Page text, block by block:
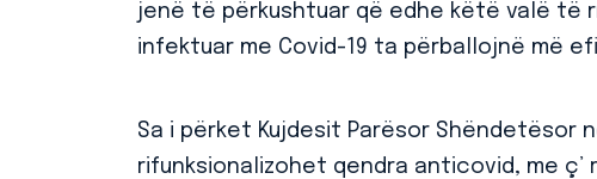
jenë të përkushtuar që edhe këtë valë të
infektuar me Covid-19 ta përballojnë më
Sa i përket Kujdesit Parësor Shëndetësor
rifunksionalizohet qendra anticovid, me